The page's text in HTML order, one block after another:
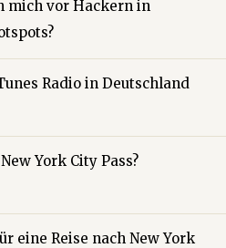
mich vor Hackern in
Radio in Deutschland
York City Pass?
eine Reise nach New York